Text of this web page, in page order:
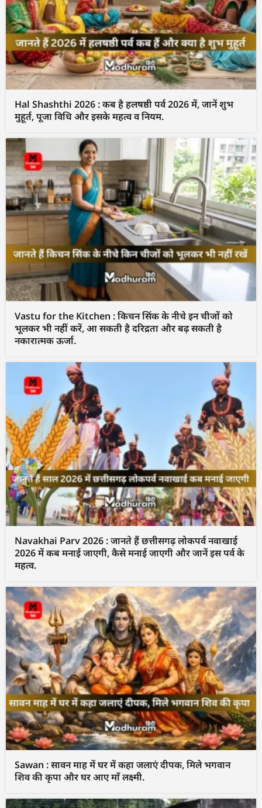
Hal Shashthi 2026 : कब है हलषष्ठी पर्व 2026 में, जानें शुभ
मुहूर्त, पूजा विधि और इसके महत्व व नियम.
Vastu for the Kitchen : किचन सिंक के नीचे इन चीजों को
भूलकर भी नहीं करें, आ सकती है दरिद्रता और बढ़ सकती है
नकारात्मक ऊर्जा.
Navakhai Parv 2026 : जानते हैं छत्तीसगढ़ लोकपर्व नवाखाई
2026 में कब मनाई जाएगी, कैसे मनाई जाएगी और जानें इस पर्व के
महत्व.
Sawan : सावन माह में घर में कहा जलाएं दीपक, मिले भगवान
शिव की कृपा और घर आए माँ लक्ष्मी.